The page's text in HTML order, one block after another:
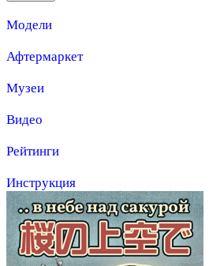
Модели
Афтермаркет
Музеи
Видео
Рейтинги
Инструкция